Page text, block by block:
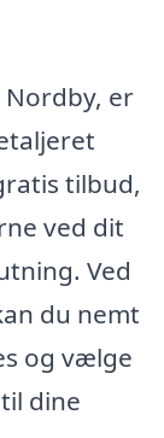
er
tilbud,
ved dit
Ved
du nemt
og vælge
dine